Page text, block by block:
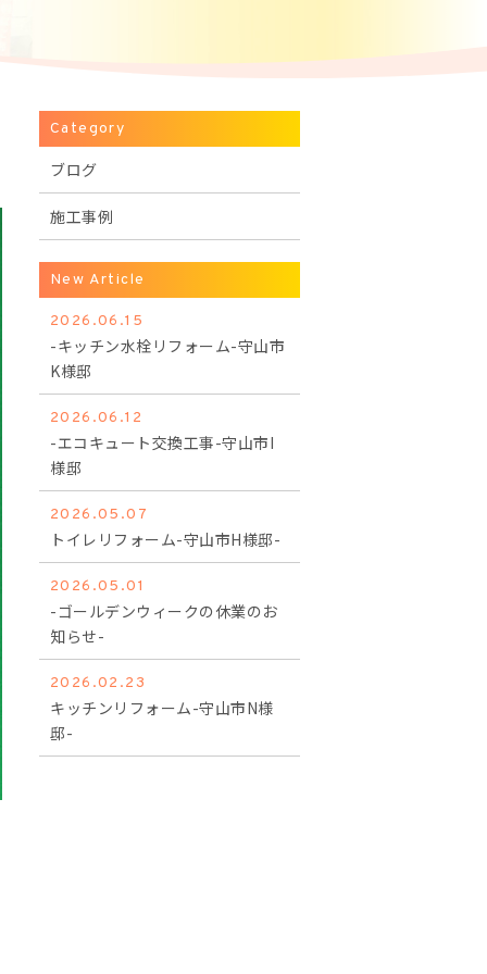
Category
ブログ
施工事例
New Article
2026.06.15
-キッチン水栓リフォーム-守山市
K様邸
2026.06.12
-エコキュート交換工事-守山市I
様邸
2026.05.07
トイレリフォーム-守山市H様邸-
2026.05.01
-ゴールデンウィークの休業のお
知らせ-
2026.02.23
キッチンリフォーム-守山市N様
邸-